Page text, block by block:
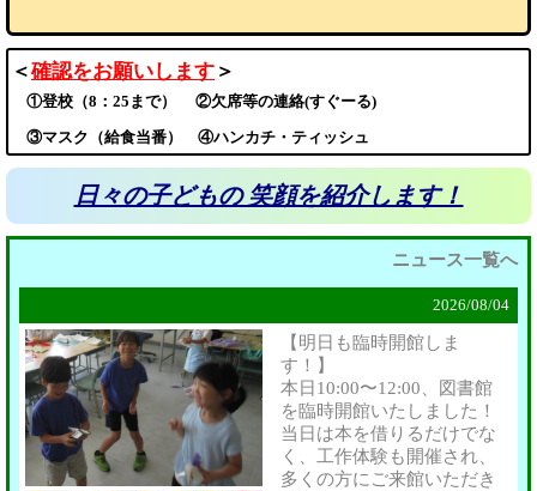
＜確認をお願いします ＞
①登校 （8：25まで） ②欠席等の連絡(すぐーる)
③マスク （給食当番） ④ハンカチ・ティッシュ
日々の子どもの 笑顔を紹介します！
ニュース一覧へ
2026/08/04
【明日も臨時開館しま
す！】
本日10:00〜12:00、図書館
を臨時開館いたしました！
当日は本を借りるだけでな
く、工作体験も開催され、
多くの方にご来館いただき